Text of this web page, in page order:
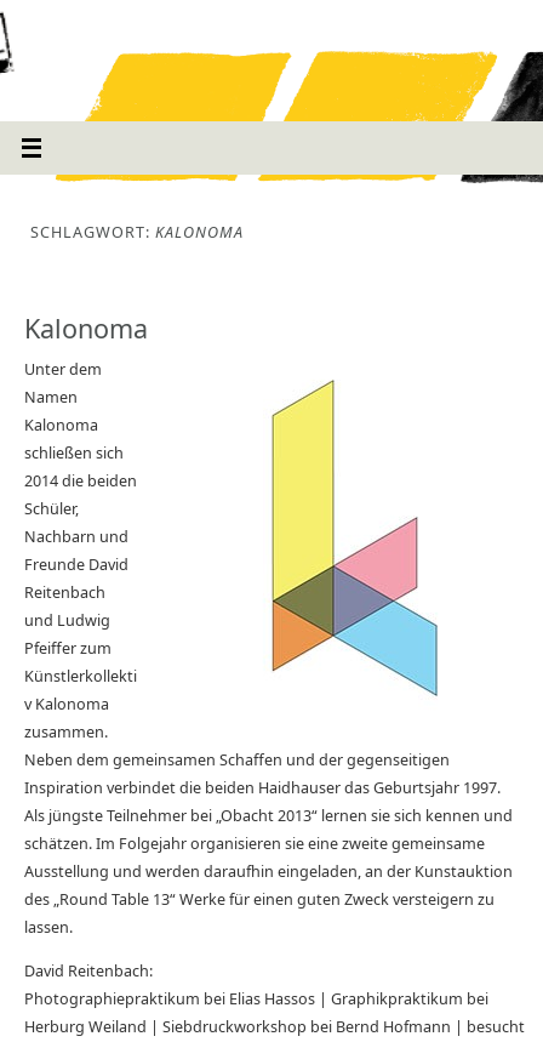
SCHLAGWORT: KALONOMA
Kalonoma
Unter dem
Namen
Kalonoma
schließen sich
2014 die beiden
Schüler,
Nachbarn und
Freunde David
Reitenbach
und Ludwig
Pfeiffer zum
Künstlerkollekti
v Kalonoma
zusammen.
Neben dem gemeinsamen Schaffen und der gegenseitigen
Inspiration verbindet die beiden Haidhauser das Geburtsjahr 1997.
Als jüngste Teilnehmer bei „Obacht 2013“ lernen sie sich kennen und
schätzen. Im Folgejahr organisieren sie eine zweite gemeinsame
Ausstellung und werden daraufhin eingeladen, an der Kunstauktion
des „Round Table 13“ Werke für einen guten Zweck versteigern zu
lassen.
David Reitenbach:
Photographiepraktikum bei Elias Hassos | Graphikpraktikum bei
Herburg Weiland | Siebdruckworkshop bei Bernd Hofmann | besucht